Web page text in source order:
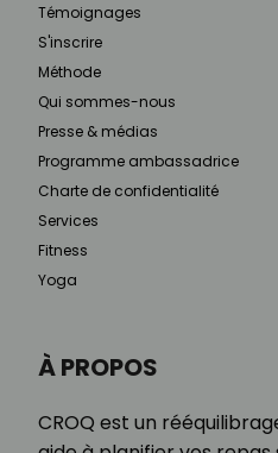
À PROPOS
CROQ est un
Témoignages
S'inscrire
Méthode
Qui sommes-nous
Presse & médias
Programme ambassadrice
Charte de confidentialité
Services
Fitness
Yoga